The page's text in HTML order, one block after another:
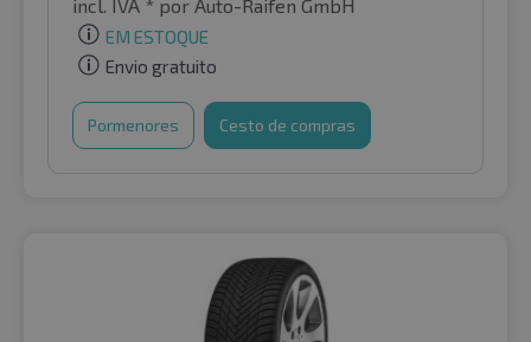
incl. IVA * por Auto-Raifen GmbH
EM ESTOQUE
Envio gratuito
Pormenores Cesto de compras